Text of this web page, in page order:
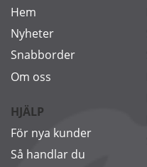
Hem
Nyheter
Snabborder
Om oss
HJÄLP
För nya kunder
Så handlar du